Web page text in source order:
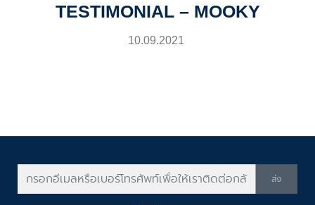
TESTIMONIAL – MOOKY
10.09.2021
ส่ง